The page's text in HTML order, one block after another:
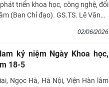
triển khoa học, công nghệ, đổi
(Ban Chỉ đạo). GS.TS. Lê Văn…
02/06/2026
kỷ niệm Ngày Khoa học,
18-5
Ngọc Hà, Hà Nội, Viện Hàn lâm